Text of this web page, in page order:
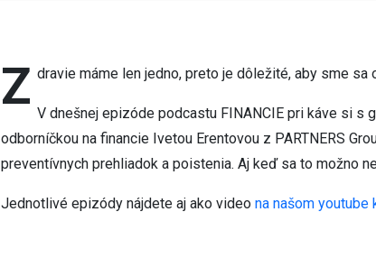
Z dravie máme len jedno, preto je dôležité, aby sme sa
V dnešnej epizóde podcastu FINANCIE pri káve si s
odborníčkou na financie Ivetou Erentovou z PARTNERS
preventívnych prehliadok a poistenia. Aj keď sa to možno
Jednotlivé epizódy nájdete aj ako video na našom youtube